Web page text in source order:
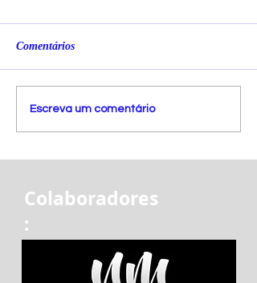
Comentários
Escreva um comentário
Colaboradores
: